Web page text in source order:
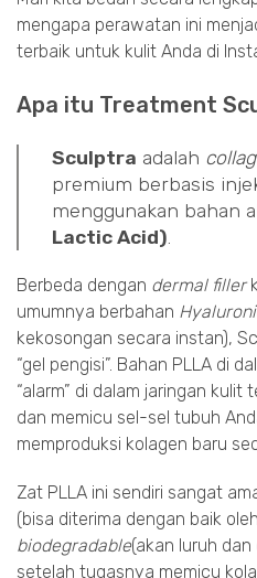
mengapa perawatan ini
terbaik untuk kulit Anda di
Apa itu Treatment
Sculptra adalah
premium berbasis
menggunakan bahan
Lactic Acid).
Berbeda dengan dermal filler
umumnya berbahan
kekosongan secara instan),
“gel pengisi”. Bahan PLLA di
“alarm” di dalam jaringan
dan memicu sel-sel tubuh
memproduksi kolagen baru
Zat PLLA ini sendiri sangat
(bisa diterima dengan baik
biodegradable(akan luruh
setelah tugasnya memicu